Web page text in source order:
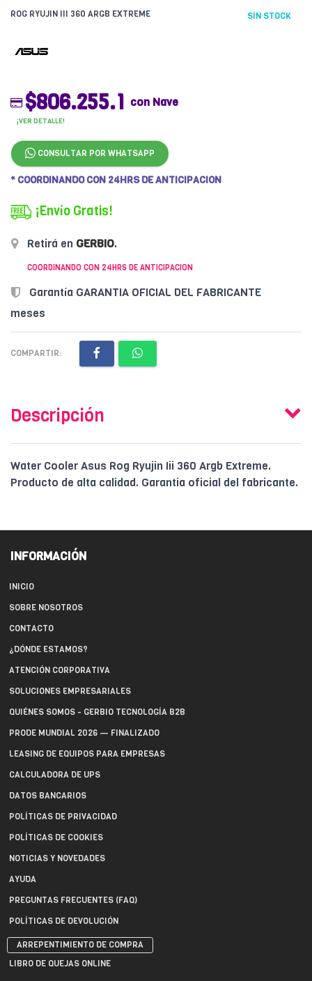
ROG RYUJIN III 360 ARGB EXTREME SIN STOCK
$806.255.1 con Nave
¡VER DETALLE!
CONSULTAR POR WHATSAPP
* COORDINANDO CON 24HRS DE ANTICIPACION
¡Envío Gratis!
Retirá en GERBIO.
COORDINANDO CON 24HRS DE ANTICIPACION
Garantía GARANTIA OFICIAL DEL FABRICANTE
meses
COMPARTIR:
Descripción
Water Cooler Asus Rog Ryujin Iii 360 Argb Extreme.
Producto de alta calidad. Garantia oficial del fabricante.
INFORMACIÓN
INICIO
SOBRE NOSOTROS
CONTACTO
¿DÓNDE ESTAMOS?
ATENCIÓN CORPORATIVA
SOLUCIONES EMPRESARIALES
QUIÉNES SOMOS - GERBIO TECNOLOGÍA B2B
PRODE MUNDIAL 2026 — FINALIZADO
LEASING DE EQUIPOS PARA EMPRESAS
CALCULADORA DE UPS
DATOS BANCARIOS
POLÍTICAS DE PRIVACIDAD
POLÍTICAS DE COOKIES
NOTICIAS Y NOVEDADES
AYUDA
PREGUNTAS FRECUENTES (FAQ)
POLÍTICAS DE DEVOLUCIÓN
ARREPENTIMIENTO DE COMPRA
LIBRO DE QUEJAS ONLINE